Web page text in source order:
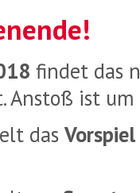
findet das
Anstoß ist um
das